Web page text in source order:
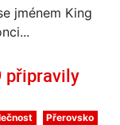
jménem King
připravily
Přerovsko